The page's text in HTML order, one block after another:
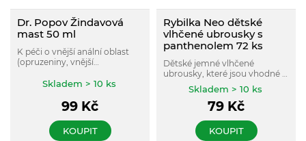
Dr. Popov Žindavová
mast 50 ml
K péči o vnější anální oblast
(opruzeniny, vnější
osvěžuje, stahuje a regeneruje.
Skladem > 10 ks
99 Kč
KOUPIT
Rybilka Neo dětské
vlhčené ubrousky s
panthenolem 72 ks
Dětské jemné vlhčené
ubrousky, které jsou vhodné k
odstraněné nečistot po stolici
a moči při přebalování
Skladem > 10 ks
79 Kč
KOUPIT